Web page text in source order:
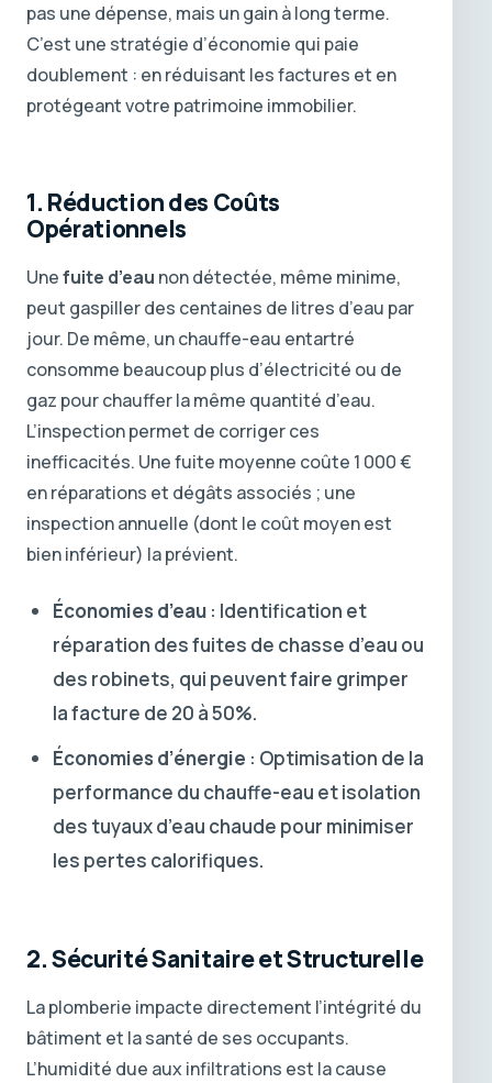
pas une dépense, mais un gain à long terme.
C’est une stratégie d’économie qui paie
doublement : en réduisant les factures et en
protégeant votre patrimoine immobilier.
1. Réduction des Coûts
Opérationnels
Unefuite d’eau non détectée, même minime,
peut gaspiller des centaines de litres d’eau par
jour. De même, un chauffe-eau entartré
consomme beaucoup plus d’électricité ou de
gaz pour chauffer la même quantité d’eau.
L’inspection permet de corriger ces
inefficacités. Une fuite moyenne coûte 1 000 €
en réparations et dégâts associés ; une
inspection annuelle (dont le coût moyen est
bien inférieur) la prévient.
Économies d’eau : Identification et
réparation des fuites de chasse d’eau ou
des robinets, qui peuvent faire grimper
la facture de 20 à 50%.
Économies d’énergie : Optimisation de la
performance du chauffe-eau et isolation
des tuyaux d’eau chaude pour minimiser
les pertes calorifiques.
2. Sécurité Sanitaire et Structurelle
La plomberie impacte directement l’intégrité du
bâtiment et la santé de ses occupants.
L’humidité due aux infiltrations est la cause